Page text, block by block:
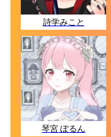
詩学みこと
琴宮 ぽるん